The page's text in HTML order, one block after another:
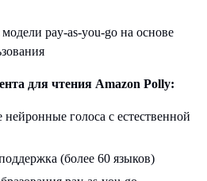
pay-as-you-go на основе
для чтения Amazon Polly:
голоса с естественной
(более 60 языков)